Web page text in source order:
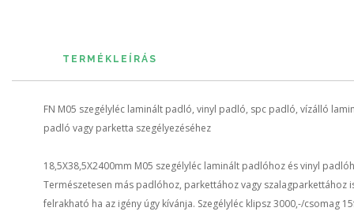
TERMÉKLEÍRÁS
FN M05 szegélyléc laminált padló, vinyl padló, spc padló, vízálló
padló vagy parketta szegélyezéséhez
18,5X38,5X2400mm M05 szegélyléc laminált padlóhoz és vinyl
Természetesen más padlóhoz, parkettához vagy szalagparkettához
felrakható ha az igény úgy kívánja. Szegélyléc klipsz 3000,-/csomag